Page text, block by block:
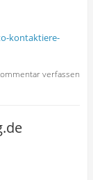
kontaktiere-
verfassen